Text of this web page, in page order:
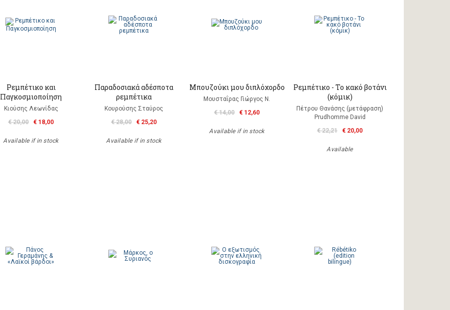
Ρεμπέτικο και
Παγκοσμιοποίηση
Κιούσης Λεωνίδας
€ 20,00
€ 18,00
Available if in stock
Παραδοσιακά αδέσποτα
ρεμπέτικα
Κουρούσης Σταύρος
€ 28,00
€ 25,20
Available if in stock
Μπουζούκι μου διπλόχορδο
Μουσταΐρας Γιώργος Ν.
€ 14,00
€ 12,60
Available if in stock
Ρεμπέτικο - Το κακό βοτάνι
(κόμικ)
Πέτρου Θανάσης (μετάφραση)
Prudhomme David
€ 22,21
€ 20,00
Available